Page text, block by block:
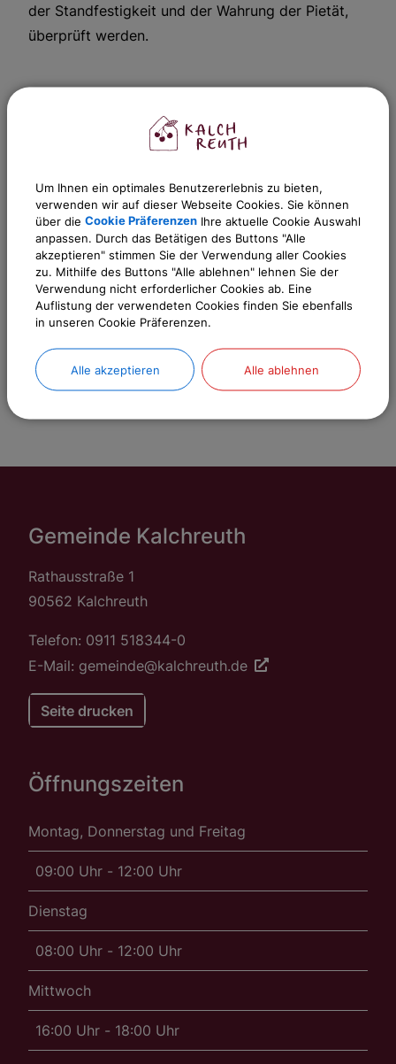
der Standfestigkeit und der Wahrung der Pietät,
überprüft werden.
Ansprechpartner:
AndreaOtzmann
Tel.:0911 518344-16
E-Mail:andrea.otzmann@kalchreuth.de
Sachgebiete
Gemeinde Kalchreuth
Rathausstraße 1
90562 Kalchreuth
Telefon: 0911 518344-0
E-Mail: gemeinde@kalchreuth.de
Seite drucken
Öffnungszeiten
Montag, Donnerstag und Freitag
09:00 Uhr - 12:00 Uhr
Dienstag
08:00 Uhr - 12:00 Uhr
Mittwoch
16:00 Uhr - 18:00 Uhr
Um Ihnen ein optimales Benutzererlebnis zu bieten,
verwenden wir auf dieser Webseite Cookies. Sie können
über die Cookie Präferenzen Ihre aktuelle Cookie Auswahl
anpassen. Durch das Betätigen des Buttons "Alle
akzeptieren" stimmen Sie der Verwendung aller Cookies
zu. Mithilfe des Buttons "Alle ablehnen" lehnen Sie der
Verwendung nicht erforderlicher Cookies ab. Eine
Auflistung der verwendeten Cookies finden Sie ebenfalls
in unseren Cookie Präferenzen.
Alle akzeptieren Alle ablehnen